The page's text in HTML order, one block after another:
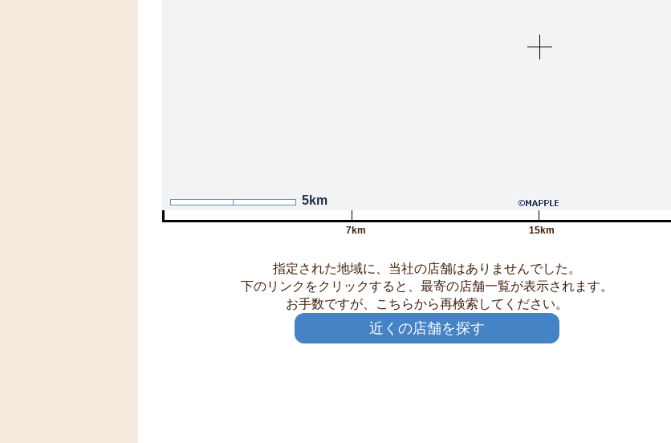
5km
7km 15km
指定された地域に、当社の店舗はありませんでした。
下のリンクをクリックすると、最寄の店舗一覧が表示されます。
お手数ですが、こちらから再検索してください。
近くの店舗を探す